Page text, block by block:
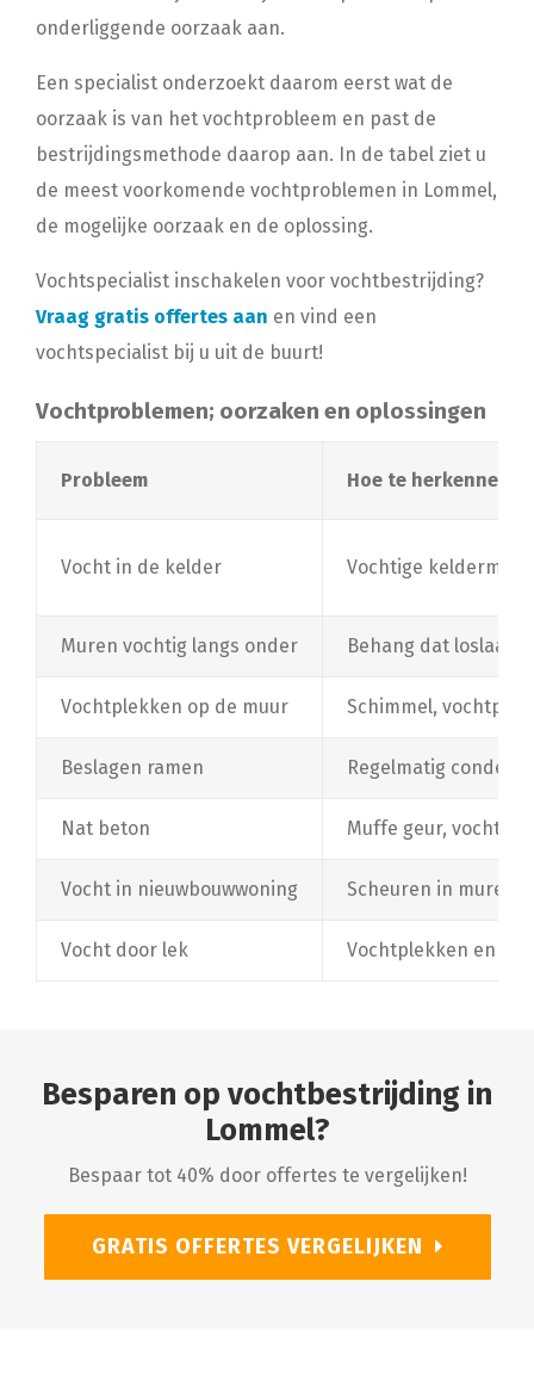
onderliggende oorzaak aan.
Een specialist onderzoekt daarom eerst wat de
oorzaak is van het vochtprobleem en past de
bestrijdingsmethode daarop aan. In de tabel ziet u
de meest voorkomende vochtproblemen in Lommel,
de mogelijke oorzaak en de oplossing.
Vochtspecialist inschakelen voor vochtbestrijding?
Vraag gratis offertes aan en vind een
vochtspecialist bij u uit de buurt!
Vochtproblemen; oorzaken en oplossingen
Probleem Hoe te herkennen?
Vocht in de kelder Vochtige
Muren vochtig langs onder Behang dat loslaat,
Vochtplekken op de muur Schimmel,
Beslagen ramen Regelmatig
Nat beton Muffe geur,
Vocht in nieuwbouwwoning Scheuren in muren
Vocht door lek Vochtplekken en
Besparen op vochtbestrijding in
Lommel?
Bespaar tot 40% door offertes te vergelijken!
GRATIS OFFERTES VERGELIJKEN